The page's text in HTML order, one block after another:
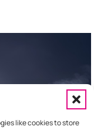
like cookies to store